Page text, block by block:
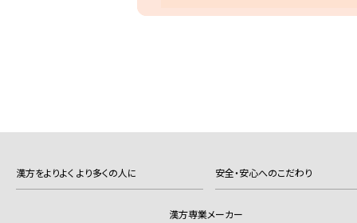
漢方をよりよく より多くの人に 安全・安心へのこだわり
漢方専業メーカー